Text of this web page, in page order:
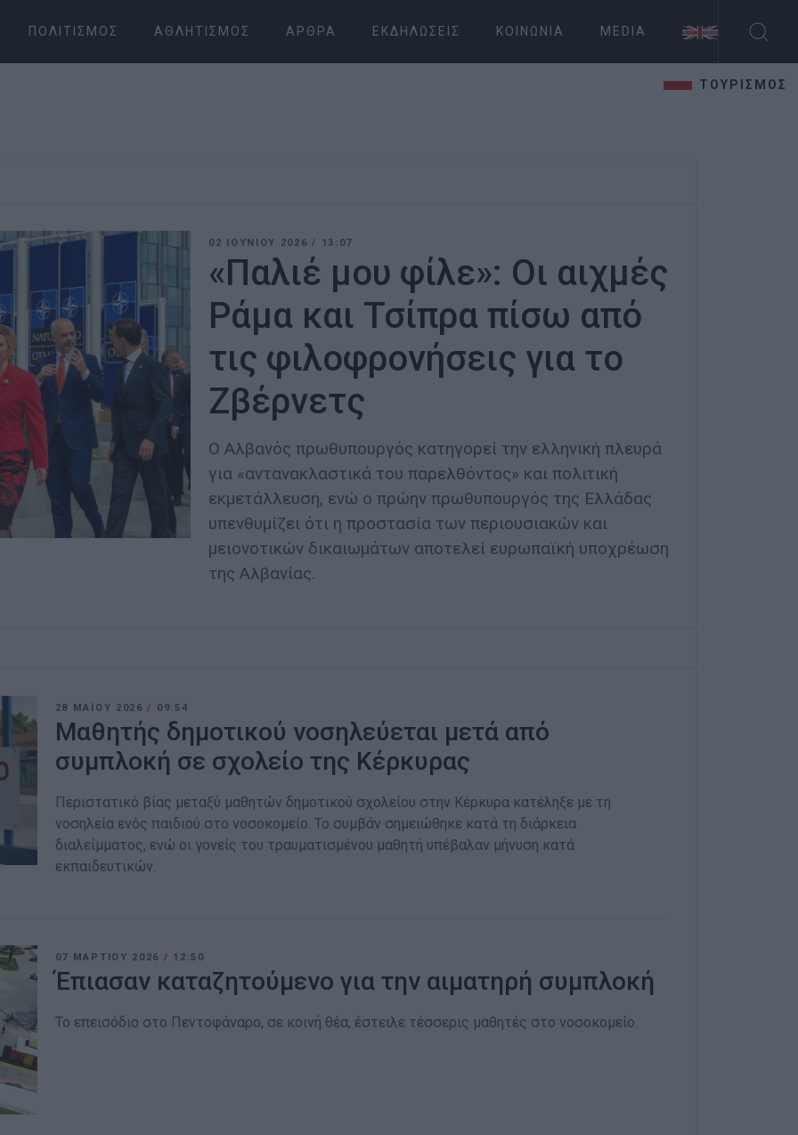
ΠΟΛΙΤΙΣΜΌΣ ΑΘΛΗΤΙΣΜΌΣ ΆΡΘΡΑ ΕΚΔΗΛΏΣΕΙΣ ΚΟΙΝΩΝΊΑ MEDIA
ΤΟΥΡΙΣΜΟΣ
02 ΙΟΥΝΊΟΥ 2026/ 13:07
«Παλιέ μου φίλε»: Οι αιχμές
Ράμα και Τσίπρα πίσω από
τις φιλοφρονήσεις για το
Ζβέρνετς
Ο Αλβανός πρωθυπουργός κατηγορεί την ελληνική πλευρά
για «αντανακλαστικά του παρελθόντος» και πολιτική
εκμετάλλευση, ενώ ο πρώην πρωθυπουργός της Ελλάδας
υπενθυμίζει ότι η προστασία των περιουσιακών και
μειονοτικών δικαιωμάτων αποτελεί ευρωπαϊκή υποχρέωση
της Αλβανίας.
28 ΜΑΪ́ΟΥ 2026/ 09:54
Μαθητής δημοτικού νοσηλεύεται μετά από
συμπλοκή σε σχολείο της Κέρκυρας
Περιστατικό βίας μεταξύ μαθητών δημοτικού σχολείου στην Κέρκυρα κατέληξε με τη
νοσηλεία ενός παιδιού στο νοσοκομείο. Το συμβάν σημειώθηκε κατά τη διάρκεια
διαλείμματος, ενώ οι γονείς του τραυματισμένου μαθητή υπέβαλαν μήνυση κατά
εκπαιδευτικών.
07 ΜΑΡΤΊΟΥ 2026 / 12:50
Έπιασαν καταζητούμενο για την αιματηρή συμπλοκή
Το επεισόδιο στο Πεντοφάναρο, σε κοινή θέα, έστειλε τέσσερις μαθητές στο νοσοκομείο.